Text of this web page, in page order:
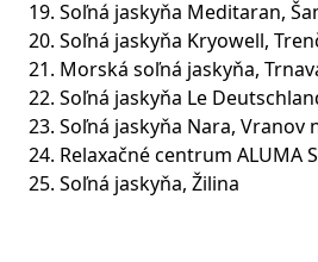
Soľná jaskyňa Meditaran,
Soľná jaskyňa Kryowell,
Morská soľná jaskyňa,
Soľná jaskyňa Le
Soľná jaskyňa Nara, Vranov
Relaxačné centrum ALUMA
Soľná jaskyňa, Žilina